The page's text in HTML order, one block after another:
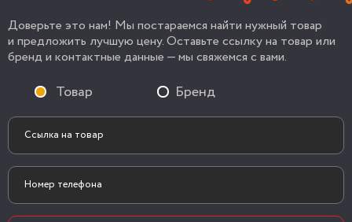
Доверьте это нам! Мы постараемся найти нужный товар
и предложить лучшую цену. Оставьте ссылку на товар или
бренд и контактные данные — мы свяжемся с вами.
Товар Бренд